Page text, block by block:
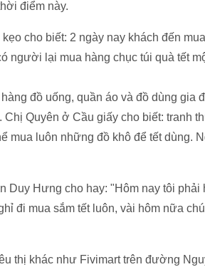
điểm này.
cho biết: 2 ngày nay khách đến
người lại mua hàng chục túi quà tết
hàng đồ uống, quần áo và đồ dùng
Quyên ở Cầu giấy cho biết: tranh
mua luôn những đồ khô để tết dùng.
Duy Hưng cho hay: "Hôm nay tôi
đi mua sắm tết luôn, vài hôm nữa
thị khác như Fivimart trên đường